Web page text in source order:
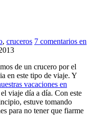
, cruceros 7 comentarios en
de un crucero por el
en este tipo de viaje. Y
vacaciones en
viaje día a día. Con este
estuve tomando
para no tener que fiarme